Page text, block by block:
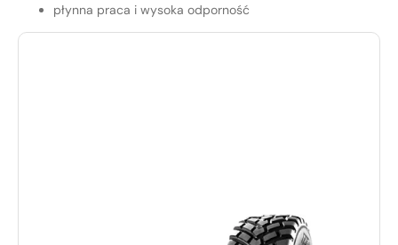
płynna praca i wysoka odporność